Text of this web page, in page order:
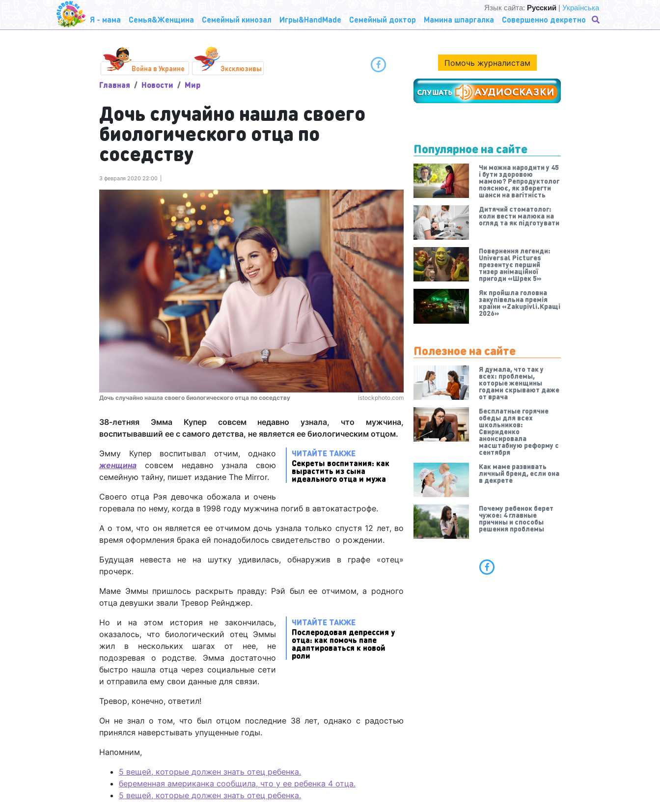
Я - мама Семья&Женщина Семейный кинозал Игры&HandMade Семейный доктор Мамина шпаргалка Совершенно декретно
Язык сайта: Русский | Українська
Война в Украине Эксклюзивы
Главная Новости Мир
Дочь случайно нашла своего
биологического отца по
соседству
3 февраля 2020 22:00
Дочь случайно нашла своего биологического отца по соседству istockphoto.com
38-летняя Эмма Купер совсем недавно узнала, что мужчина,
воспитывавший ее с самого детства, не является ее биологическим отцом.
ЧИТАЙТЕ ТАКЖЕ
Секреты воспитания: как
вырастить из сына
идеального отца и мужа
Эмму Купер воспитывал отчим, однако
женщина совсем недавно узнала свою
семейную тайну, пишет издание The Mirror.
Своего отца Рэя девочка обожала и очень
горевала по нему, когда в 1998 году мужчина погиб в автокатастрофе.
А о том, что он является ее отчимом дочь узнала только спустя 12 лет, во
время оформления брака ей понадобилось свидетельство о рождении.
Будущая невеста не на шутку удивилась, обнаружив в графе «отец»
прочерк.
Маме Эммы пришлось раскрыть правду: Рэй был ее отчимом, а родного
отца девушки звали Тревор Рейнджер.
ЧИТАЙТЕ ТАКЖЕ
Послеродовая депрессия у
отца: как помочь папе
адаптироваться к новой
роли
Но и на этом история не закончилась,
оказалось, что биологический отец Эммы
жил в нескольких шагах от нее, не
подозревая о родстве. Эмма достаточно
быстро нашла отца через социальные сети
и отправила ему свои данные для связи.
Тревор, конечно, ответил!
Он не знал о том, что был отцом последние 38 лет, однако с радостью
принялся наверстывать упущенные годы.
Напомним,
5 вещей, которые должен знать отец ребенка.
беременная американка сообщила, что у ее ребенка 4 отца.
5 вещей, которые должен знать отец ребенка.
Помочь журналистам
Популярное на сайте
Чи можна народити у 45
і бути здоровою
мамою? Репродуктолог
пояснює, як зберегти
шанси на вагітність
Дитячий стоматолог:
коли вести малюка на
огляд та як підготувати
Повернення легенди:
Universal Pictures
презентує перший
тизер анімаційної
пригоди «Шрек 5»
Як пройшла головна
закупівельна премія
країни «Zakupivli.Кращі
2026»
Полезное на сайте
Я думала, что так у
всех: проблемы,
которые женщины
годами скрывают даже
от врача
Бесплатные горячие
обеды для всех
школьников:
Свириденко
анонсировала
масштабную реформу с
сентября
Как маме развивать
личный бренд, если она
в декрете
Почему ребенок берет
чужое: 4 главные
причины и способы
решения проблемы